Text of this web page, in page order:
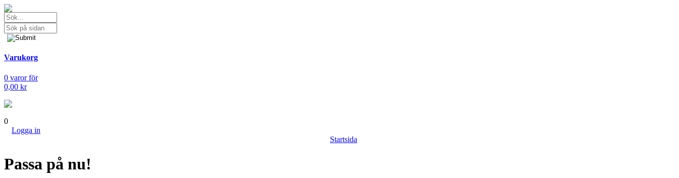
Varukorg
0 varor för
0,00 kr
0
Logga in
Startsida
Passa på nu!